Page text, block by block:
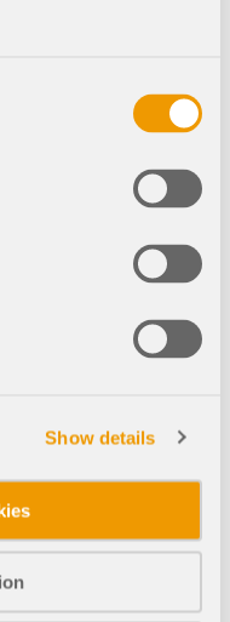
Show details
na
one wielu informacji.
jak RFEM.
umożliwił mi
małych do dużych. Nie
z
klientowi